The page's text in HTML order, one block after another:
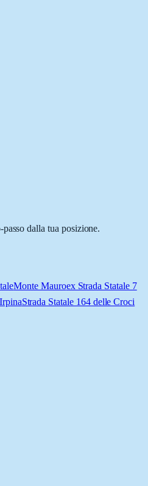
dalla tua posizione.
Monte Mauroex Strada Statale 7
Strada Statale 164 delle Croci